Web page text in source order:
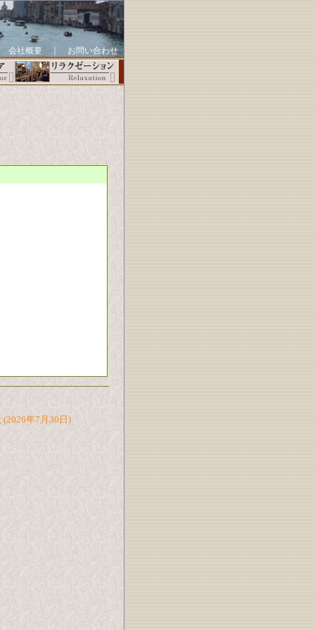
会社概要 ｜ お問い合わせ
(2026年7月30日)